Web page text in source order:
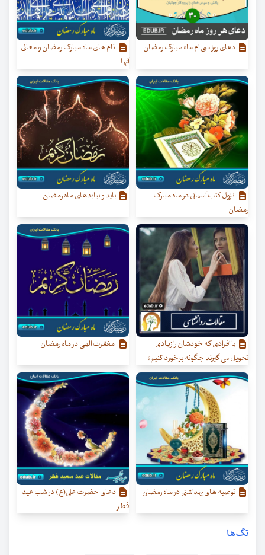
دعای روز سی ام ماه مبارک رمضان
نام‌ های ماه مبارک رمضان و معانی
آنها
نزول کتب آسمانی در ماه مبارک
رمضان
باید و نبایدهای ماه رمضان
با افرادی که خودشان را زیادی
تحویل می گیرند چگونه برخورد کنیم؟
مغفرت الهی در ماه رمضان
توصیه های بهداشتی در ماه رمضان
دعای حضرت علی(ع) در شب عید
فطر
تگ‌ها